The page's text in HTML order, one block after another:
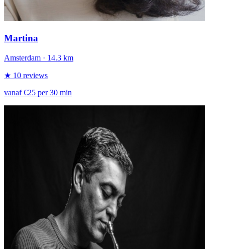
Martina
Amsterdam · 14.3 km
★ 10 reviews
vanaf €25 per 30 min